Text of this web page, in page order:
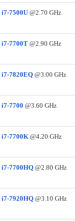
i7-7500U@2.70 GHz
i7-7700T@2.90 GHz
i7-7820EQ@3.00 GHz
i7-7700 @3.60 GHz
i7-7700K@4.20 GHz
i7-7700HQ@2.80 GHz
i7-7920HQ@3.10 GHz